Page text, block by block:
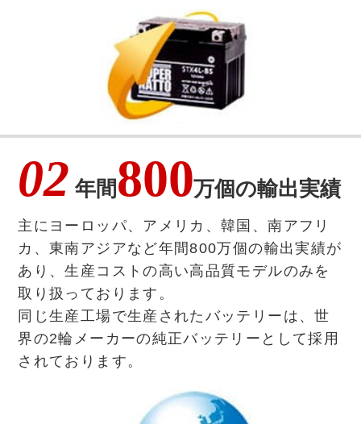
02 年間800万個の輸出実績
主にヨーロッパ、アメリカ、韓国、南アフリ
カ、東南アジアなど年間800万個の輸出実績が
あり、生産コストの高い高品質モデルのみを
取り扱っております。
同じ生産工場で生産されたバッテリーは、世
界の2輪メーカーの純正バッテリーとして採用
されております。